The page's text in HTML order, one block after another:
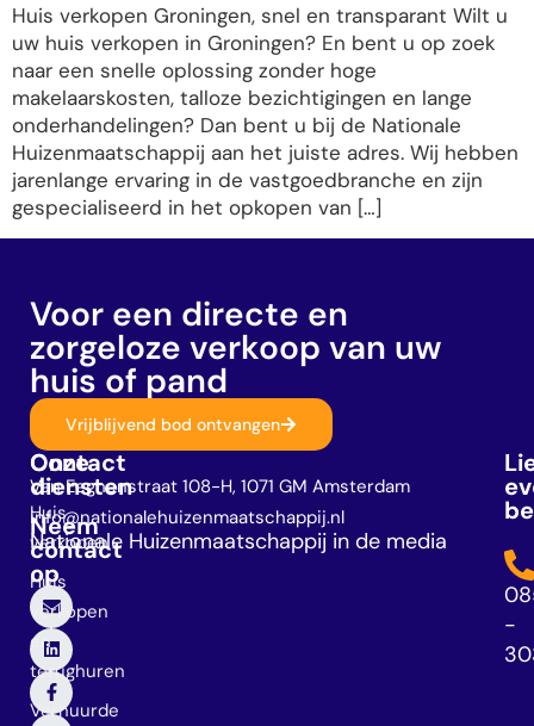
Huis verkopen Groningen, snel en transparant Wilt u
uw huis verkopen in Groningen? En bent u op zoek
naar een snelle oplossing zonder hoge
makelaarskosten, talloze bezichtigingen en lange
onderhandelingen? Dan bent u bij de Nationale
Huizenmaatschappij aan het juiste adres. Wij hebben
jarenlange ervaring in de vastgoedbranche en zijn
gespecialiseerd in het opkopen van […]
Voor een directe en
zorgeloze verkoop van uw
huis of pand
Vrijblijvend bod ontvangen
Neem
contact
op
Onze
diensten
Huis
verkopen
Huis
verkopen
en
terughuren
Verhuurde
Contact
Van Eeghenstraat 108-H, 1071 GM Amsterdam
info@nationalehuizenmaatschappij.nl
Nationale Huizenmaatschappij in de media
-